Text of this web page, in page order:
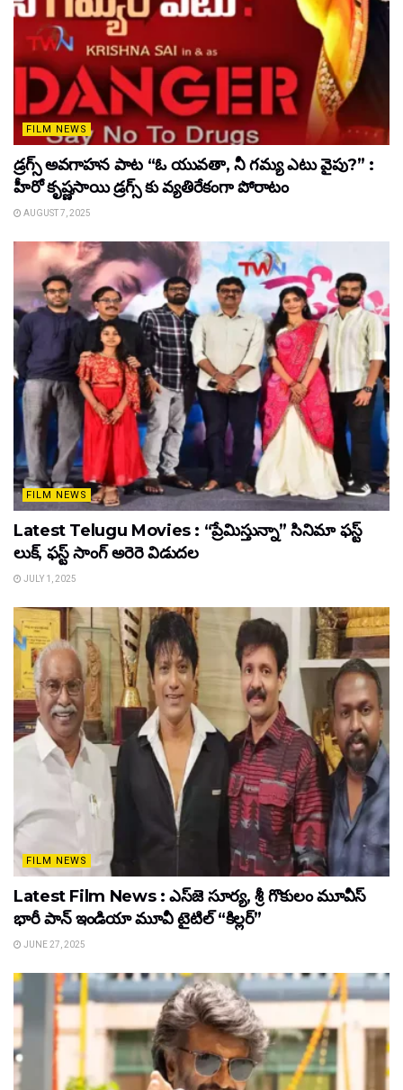
FILM NEWS
డ్రగ్స్ అవగాహన పాట “ఓ యువతా, నీ గమ్య ఎటు వైపు?” :
హీరో కృష్ణసాయి డ్రగ్స్ కు వ్యతిరేకంగా పోరాటం
AUGUST 7, 2025
FILM NEWS
Latest Telugu Movies : “ప్రేమిస్తున్నా” సినిమా ఫస్ట్
లుక్, ఫస్ట్ సాంగ్ అరెరె విడుదల
JULY 1, 2025
FILM NEWS
Latest Film News : ఎస్‌జె సూర్య, శ్రీ గొకులం మూవీస్‌
భారీ పాన్‌ ఇండియా మూవీ టైటిల్ “కిల్లర్”
JUNE 27, 2025